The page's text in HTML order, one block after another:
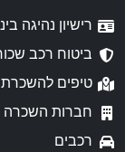
רישיון נהיגה
ביטוח רכב
טיפים
חברות השכרה
רכבים